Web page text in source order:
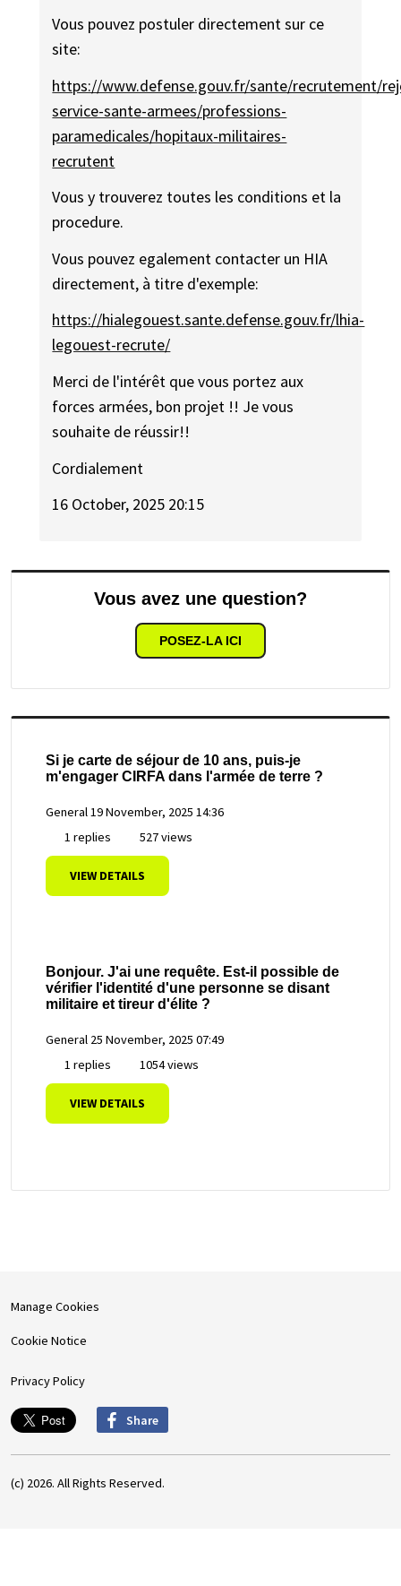
Vous pouvez postuler directement sur ce
site:
https://www.defense.gouv.fr/sante/recrutement/
service-sante-armees/professions-
paramedicales/hopitaux-militaires-
recrutent
Vous y trouverez toutes les conditions et la
procedure.
Vous pouvez egalement contacter un HIA
directement, à titre d'exemple:
https://hialegouest.sante.defense.gouv.fr/lhia-
legouest-recrute/
Merci de l'intérêt que vous portez aux
forces armées, bon projet !! Je vous
souhaite de réussir!!
Cordialement
16 October, 2025 20:15
Vous avez une question?
POSEZ-LA ICI
Si je carte de séjour de 10 ans, puis-je
m'engager CIRFA dans l'armée de terre ?
General19 November, 2025 14:36
1 replies
527 views
VIEW DETAILS
Bonjour. J'ai une requête. Est-il possible de
vérifier l'identité d'une personne se disant
militaire et tireur d'élite ?
General 25 November, 2025 07:49
1 replies
1054 views
VIEW DETAILS
Manage Cookies
Cookie Notice
Privacy Policy
Share
(c) 2026. All Rights Reserved.